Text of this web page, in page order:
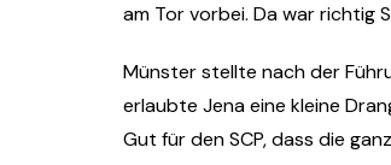
am Tor vorbei. Da war richtig
Münster stellte nach der
erlaubte Jena eine kleine
Gut für den SCP, dass die